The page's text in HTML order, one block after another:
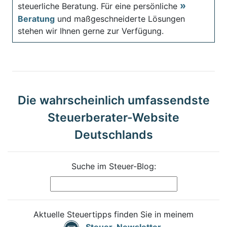
steuerliche Beratung. Für eine persönliche
Beratung und maßgeschneiderte Lösungen
stehen wir Ihnen gerne zur Verfügung.
Die wahrscheinlich umfassendste
Steuerberater-Website
Deutschlands
Suche im Steuer-Blog:
Aktuelle Steuertipps finden Sie in meinem